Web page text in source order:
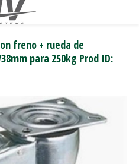
freno + rueda de
para 250kg Prod ID: